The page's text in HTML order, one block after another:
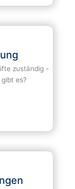
zuständig -
es?